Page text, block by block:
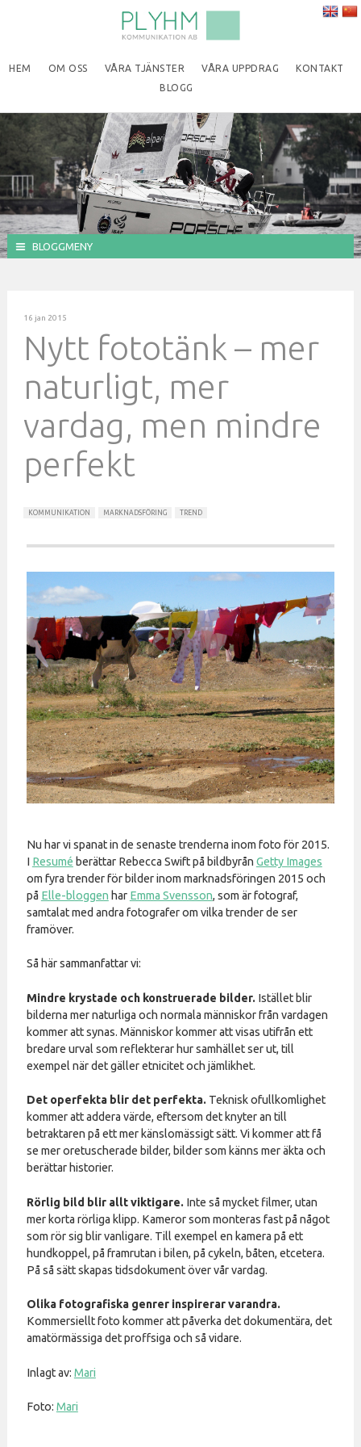
HEM OM OSS VÅRA TJÄNSTER VÅRA UPPDRAG
KONTAKT
BLOGG
BLOGGMENY
16 jan 2015
Nytt fototänk – mer
naturligt, mer
vardag, men mindre
perfekt
KOMMUNIKATION MARKNADSFÖRING TREND
Nu har vi spanat in de senaste trenderna inom foto för 2015.
I Resumé berättar Rebecca Swift på bildbyrån Getty Images
om fyra trender för bilder inom marknadsföringen 2015 och
på Elle-bloggen har Emma Svensson, som är fotograf,
samtalat med andra fotografer om vilka trender de ser
framöver.
Så här sammanfattar vi:
Mindre krystade och konstruerade bilder.Istället blir
bilderna mer naturliga och normala människor från vardagen
kommer att synas. Människor kommer att visas utifrån ett
bredare urval som reflekterar hur samhället ser ut, till
exempel när det gäller etnicitet och jämlikhet.
Det operfekta blir det perfekta.Teknisk ofullkomlighet
kommer att addera värde, eftersom det knyter an till
betraktaren på ett mer känslomässigt sätt. Vi kommer att få
se mer oretuscherade bilder, bilder som känns mer äkta och
berättar historier.
Rörlig bild blir allt viktigare.Inte så mycket filmer, utan
mer korta rörliga klipp. Kameror som monteras fast på något
som rör sig blir vanligare. Till exempel en kamera på ett
hundkoppel, på framrutan i bilen, på cykeln, båten, etcetera.
På så sätt skapas tidsdokument över vår vardag.
Olika fotografiska genrer inspirerar varandra.
Kommersiellt foto kommer att påverka det dokumentära, det
amatörmässiga det proffsiga och så vidare.
Inlagt av: Mari
Foto: Mari